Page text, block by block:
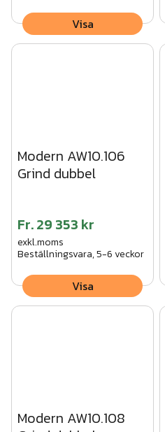
Visa
Modern AW10.106
Grind dubbel
Fr.29 353 kr
exkl.moms
Beställningsvara, 5-6 veckor
Visa
Modern AW10.108